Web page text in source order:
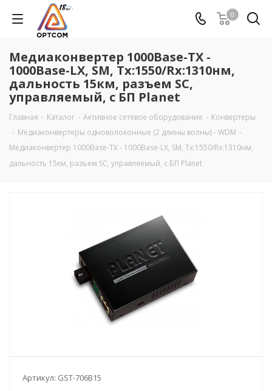
0
Медиаконвертер 1000Base-TX -
1000Base-LX, SM, Tx:1550/Rx:1310нм,
дальность 15км, разъем SC,
управляемый, с БП Planet
Главная - Каталог - Активное сетевое оборудование - Конвертеры
- Медиаконвертеры одноволоконные (2 длины волны) - WDM -
Медиаконвертер 1000Base-TX - 1000Base-LX, SM, Tx:1550/Rx:1310нм,
дальность 15км, разъем SC, управляемый, с БП Planet
Артикул: GST-706B15